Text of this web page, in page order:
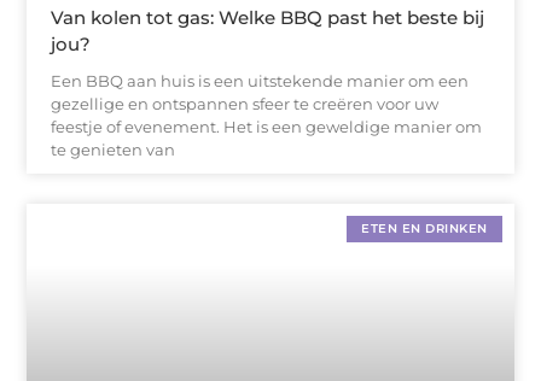
Van kolen tot gas: Welke BBQ past het beste bij
jou?
Een BBQ aan huis is een uitstekende manier om een
gezellige en ontspannen sfeer te creëren voor uw
feestje of evenement. Het is een geweldige manier om
te genieten van
ETEN EN DRINKEN